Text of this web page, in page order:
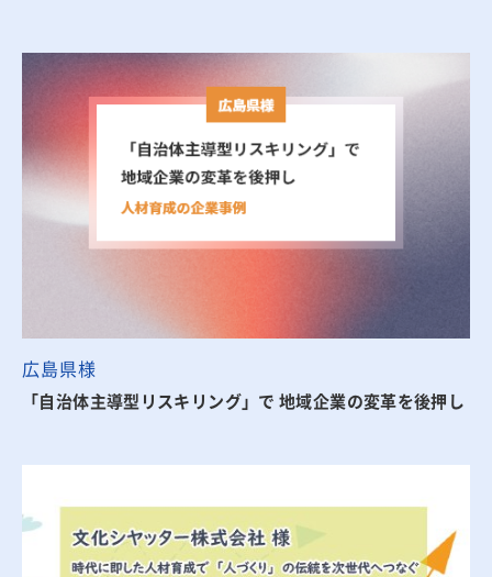
「自治体主導型リスキリング」で 地域企業の変革を後押し
広島県様